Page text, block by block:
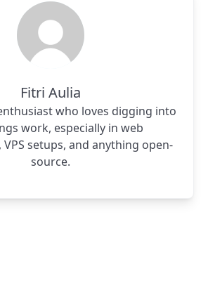
Fitri Aulia
who loves digging into
work, especially in web
setups, and anything open-
source.